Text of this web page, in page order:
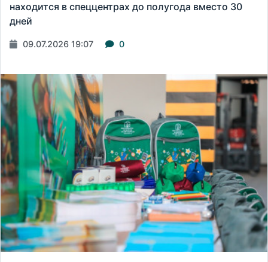
находится в спеццентрах до полугода вместо 30
дней
09.07.2026 19:07 0